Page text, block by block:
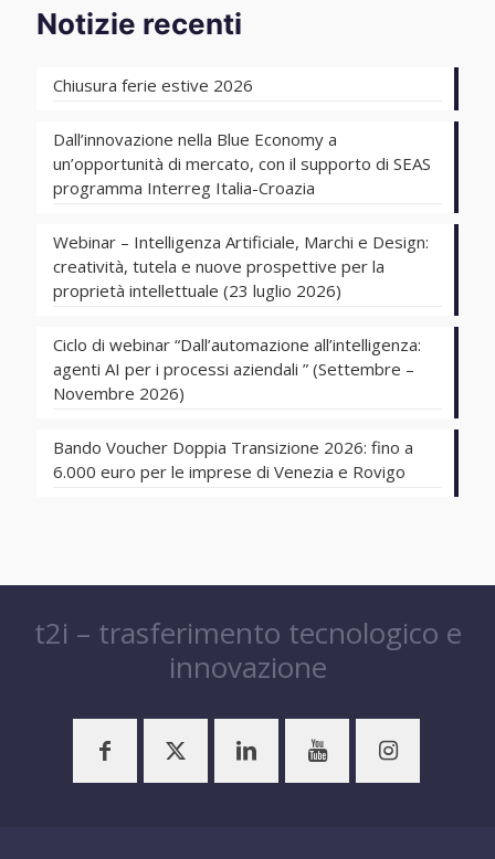
Notizie recenti
Chiusura ferie estive 2026
Dall’innovazione nella Blue Economy a
un’opportunità di mercato, con il supporto di SEAS
programma Interreg Italia-Croazia
Webinar – Intelligenza Artificiale, Marchi e Design:
creatività, tutela e nuove prospettive per la
proprietà intellettuale (23 luglio 2026)
Ciclo di webinar “Dall’automazione all’intelligenza:
agenti AI per i processi aziendali ” (Settembre –
Novembre 2026)
Bando Voucher Doppia Transizione 2026: fino a
6.000 euro per le imprese di Venezia e Rovigo
t2i – trasferimento tecnologico e
innovazione